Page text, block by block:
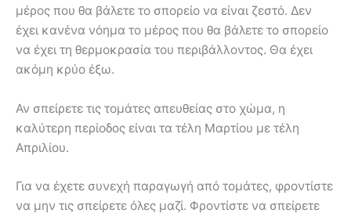
μέρος που θα βάλετε το σπορείο να είναι ζεστό. Δεν
έχει κανένα νόημα το μέρος που θα βάλετε το σπορείο
να έχει τη θερμοκρασία του περιβάλλοντος. Θα έχει
ακόμη κρύο έξω.
Αν σπείρετε τις τομάτες απευθείας στο χώμα, η
καλύτερη περίοδος είναι τα τέλη Μαρτίου με τέλη
Απριλίου.
Για να έχετε συνεχή παραγωγή από τομάτες, φροντίστε
να μην τις σπείρετε όλες μαζί. Φροντίστε να σπείρετε